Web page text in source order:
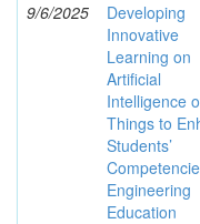
9/6/2025
Developing
Innovative
Learning on
Artificial
Intelligence
Things to
Students’
Engineering
Education